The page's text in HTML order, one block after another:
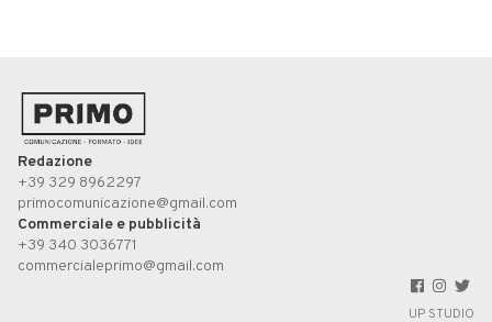
Redazione
+39 329 8962297
primocomunicazione@gmail.com
Commerciale e pubblicità
+39 340 3036771
commercialeprimo@gmail.com
UP STUDIO